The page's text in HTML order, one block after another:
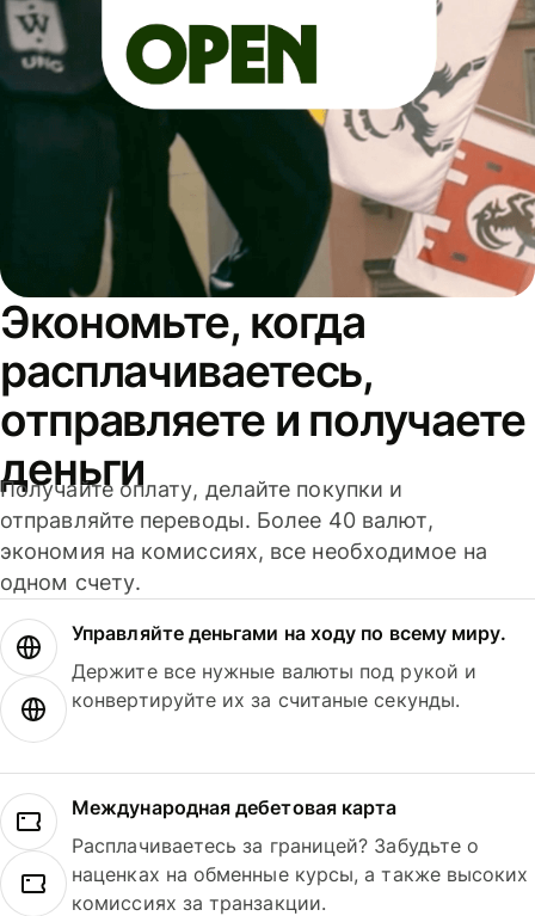
Экономьте, когда
расплачиваетесь,
отправляете и получаете
деньги
Получайте оплату, делайте покупки и
отправляйте переводы. Более 40 валют,
экономия на комиссиях, все необходимое на
одном счету.
Управляйте деньгами на ходу по всему миру.
Держите все нужные валюты под рукой и
конвертируйте их за считаные секунды.
Международная дебетовая карта
Расплачиваетесь за границей? Забудьте о
наценках на обменные курсы, а также высоких
комиссиях за транзакции.